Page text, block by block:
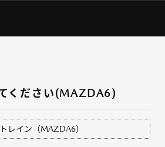
ください(MAZDA6)
レイン（MAZDA6）